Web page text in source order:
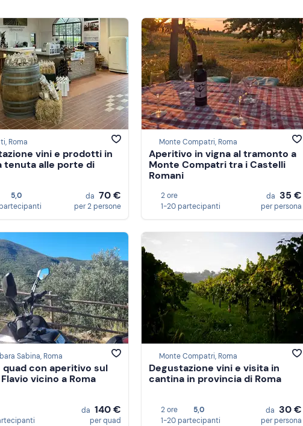
Roma
vini e prodotti in
tenuta alle porte di
5,0
da 70 €
per 2 persone
Monte Compatri, Roma
Aperitivo in vigna al tramonto a
Monte Compatri tra i Castelli
Romani
2 ore
1-20 partecipanti
da 35 €
per persona
Sabina, Roma
quad con aperitivo sul
vicino a Roma
da 140 €
per quad
Monte Compatri, Roma
Degustazione vini e visita in
cantina in provincia di Roma
2 ore
5,0
1-20 partecipanti
da 30 €
per persona